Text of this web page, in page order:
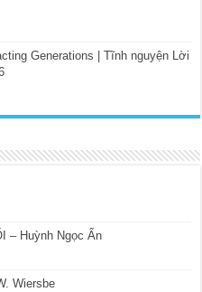
Generations | Tĩnh nguyện Lời
– Huỳnh Ngọc Ẩn
Wiersbe